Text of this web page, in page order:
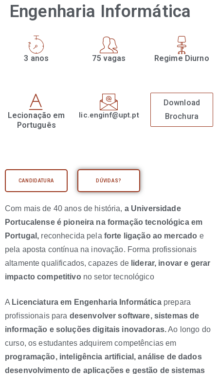
Engenharia Informática
3 anos 75 vagas Regime Diurno
Lecionação em
Português
lic.enginf@upt.pt
Download
Brochura
CANDIDATURA DÚVIDAS?
Com mais de 40 anos de história, a Universidade
Portucalense é pioneira na formação tecnológica em
Portugal, reconhecida pela forte ligação ao mercado e
pela aposta contínua na inovação. Forma profissionais
altamente qualificados, capazes de liderar, inovar e gerar
impacto competitivono setor tecnológico
A Licenciatura em Engenharia Informáticaprepara
profissionais para desenvolver software, sistemas de
informação e soluções digitais inovadoras.Ao longo do
curso, os estudantes adquirem competências em
programação, inteligência artificial, análise de dados
desenvolvimento de aplicações e gestão de sistemas